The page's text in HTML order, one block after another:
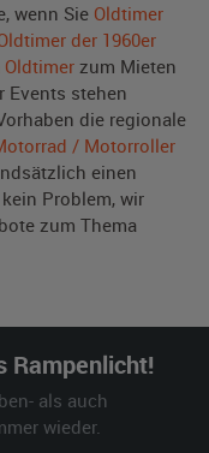
wenn Sie Oldtimer
der 1960er
Oldtimerzum Mieten
Events stehen
die regionale
/ Motorroller
einen
Problem, wir
zum Thema
Rampenlicht!
als auch
wieder.